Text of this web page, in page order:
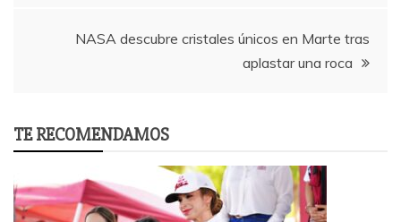
NASA descubre cristales únicos en Marte tras
aplastar una roca
TE RECOMENDAMOS